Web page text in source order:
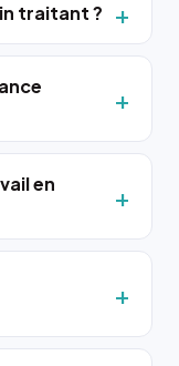
traitant ?
en